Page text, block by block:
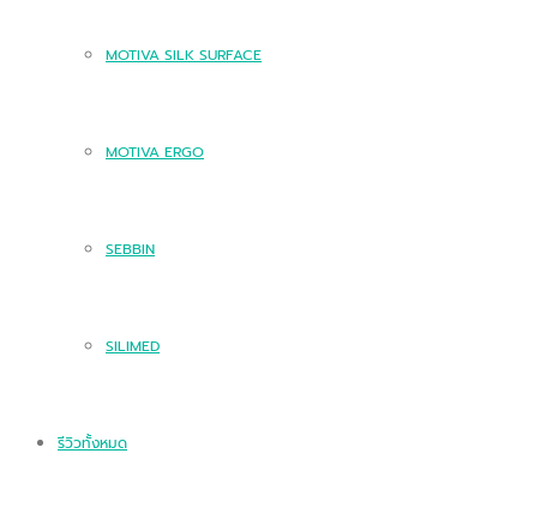
MOTIVA SILK SURFACE
MOTIVA ERGO
SEBBIN
SILIMED
รีวิวทั้งหมด